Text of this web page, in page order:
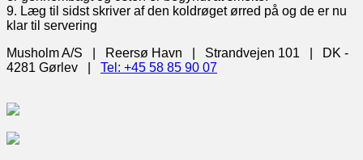
9. Læg til sidst skriver af den koldrøget ørred på og de er nu
klar til servering
Musholm A/S | Reersø Havn | Strandvejen 101 | DK -
4281 Gørlev | Tel: +45 58 85 90 07